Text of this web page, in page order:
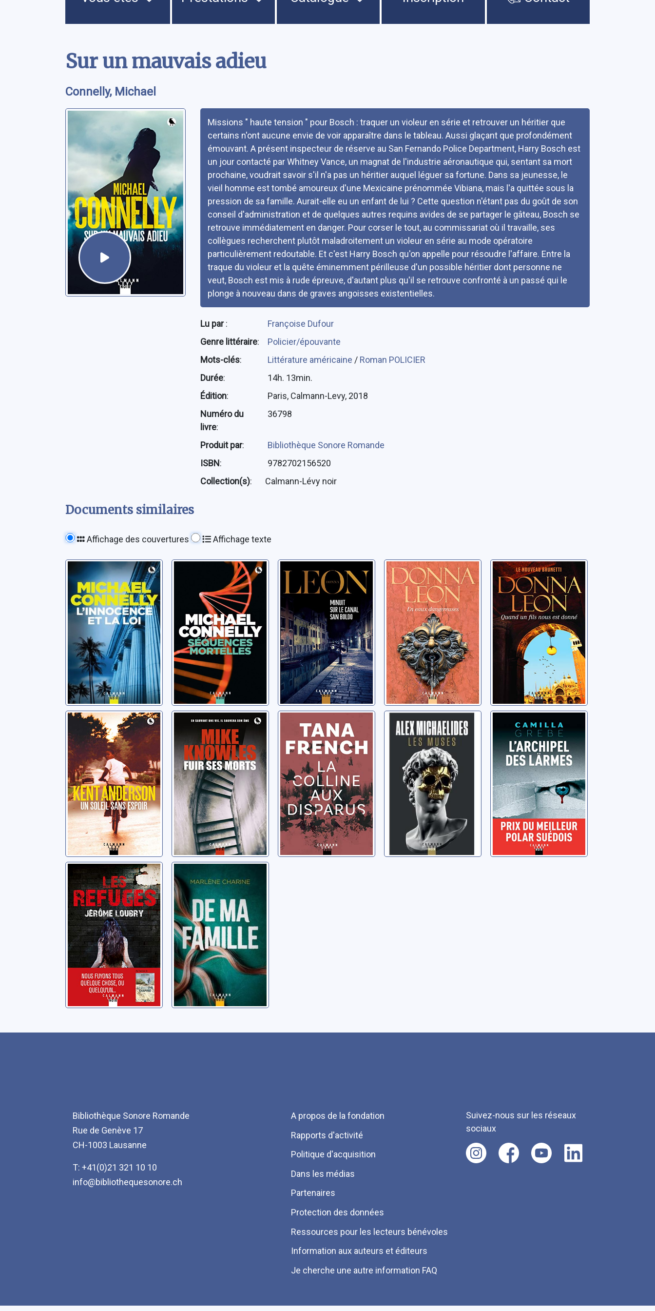
Sur un mauvais adieu
Connelly, Michael
Missions " haute tension " pour Bosch : traquer un violeur en série et retrouver un héritier que
certains n'ont aucune envie de voir apparaître dans le tableau. Aussi glaçant que profondément
émouvant. A présent inspecteur de réserve au San Fernando Police Department, Harry Bosch est
un jour contacté par Whitney Vance, un magnat de l'industrie aéronautique qui, sentant sa mort
prochaine, voudrait savoir s'il n'a pas un héritier auquel léguer sa fortune. Dans sa jeunesse, le
vieil homme est tombé amoureux d'une Mexicaine prénommée Vibiana, mais l'a quittée sous la
pression de sa famille. Aurait-elle eu un enfant de lui ? Cette question n'étant pas du goût de son
conseil d'administration et de quelques autres requins avides de se partager le gâteau, Bosch se
retrouve immédiatement en danger. Pour corser le tout, au commissariat où il travaille, ses
collègues recherchent plutôt maladroitement un violeur en série au mode opératoire
particulièrement redoutable. Et c'est Harry Bosch qu'on appelle pour résoudre l'affaire. Entre la
traque du violeur et la quête éminemment périlleuse d'un possible héritier dont personne ne
veut, Bosch est mis à rude épreuve, d'autant plus qu'il se retrouve confronté à un passé qui le
plonge à nouveau dans de graves angoisses existentielles.
Lu par:
Françoise Dufour
Genre littéraire:
Policier/épouvante
Mots-clés: Littérature américaine / Roman POLICIER
Durée:
14h. 13min.
Édition:
Paris, Calmann-Levy, 2018
Numéro du
livre:
36798
Produit par:
Bibliothèque Sonore Romande
ISBN:
9782702156520
Collection(s): Calmann-Lévy noir
Documents similaires
Affichage des couvertures Affichage texte
L'innocence et la
loi
Connelly, Michael
Séquences
Connelly, Michael
Minuit sur le
canal San Boldo
Leon, Donna
Les Enquêtes du
commissaire
Brunetti: 29: En
eaux
dangereuses
Leon, Donna
Quand un fils
nous est donné
Leon, Donna
Un soleil sans
espoir
Anderson, Kent
Fuir ses morts
Knowles, Mike
La colline aux
disparus
French, Tana
Les Muses
Michaelides, Alex
L'archipel des
larmes
Grebe, Camilla
Les refuges
Loubry, Jérôme
De ma famille
Charine, Marlène
Bibliothèque Sonore Romande
Rue de Genève 17
CH-1003 Lausanne
T: +41(0)21 321 10 10
info@bibliothequesonore.ch
Menu
Pied
de
page
A propos de la fondation
Rapports d'activité
Politique d'acquisition
Dans les médias
Partenaires
Protection des données
Ressources pour les lecteurs bénévoles
Information aux auteurs et éditeurs
Je cherche une autre information FAQ
Suivez-nous sur les réseaux
sociaux